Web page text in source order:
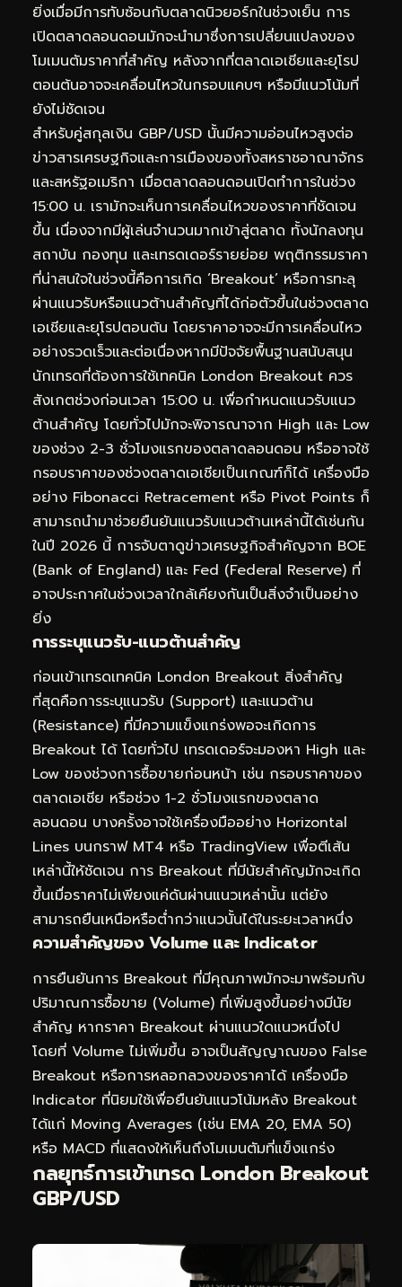
ยิ่งเมื่อมีการทับซ้อนกับตลาดนิวยอร์กในช่วงเย็น การ
เปิดตลาดลอนดอนมักจะนำมาซึ่งการเปลี่ยนแปลงของ
โมเมนตัมราคาที่สำคัญ หลังจากที่ตลาดเอเชียและยุโรป
ตอนต้นอาจจะเคลื่อนไหวในกรอบแคบๆ หรือมีแนวโน้มที่
ยังไม่ชัดเจน
สำหรับคู่สกุลเงิน GBP/USD นั้นมีความอ่อนไหวสูงต่อ
ข่าวสารเศรษฐกิจและการเมืองของทั้งสหราชอาณาจักร
และสหรัฐอเมริกา เมื่อตลาดลอนดอนเปิดทำการในช่วง
15:00 น. เรามักจะเห็นการเคลื่อนไหวของราคาที่ชัดเจน
ขึ้น เนื่องจากมีผู้เล่นจำนวนมากเข้าสู่ตลาด ทั้งนักลงทุน
สถาบัน กองทุน และเทรดเดอร์รายย่อย พฤติกรรมราคา
ที่น่าสนใจในช่วงนี้คือการเกิด ‘Breakout’ หรือการทะลุ
ผ่านแนวรับหรือแนวต้านสำคัญที่ได้ก่อตัวขึ้นในช่วงตลาด
เอเชียและยุโรปตอนต้น โดยราคาอาจจะมีการเคลื่อนไหว
อย่างรวดเร็วและต่อเนื่องหากมีปัจจัยพื้นฐานสนับสนุน
นักเทรดที่ต้องการใช้เทคนิค London Breakout ควร
สังเกตช่วงก่อนเวลา 15:00 น. เพื่อกำหนดแนวรับแนว
ต้านสำคัญ โดยทั่วไปมักจะพิจารณาจาก High และ Low
ของช่วง 2-3 ชั่วโมงแรกของตลาดลอนดอน หรืออาจใช้
กรอบราคาของช่วงตลาดเอเชียเป็นเกณฑ์ก็ได้ เครื่องมือ
อย่าง Fibonacci Retracement หรือ Pivot Points ก็
สามารถนำมาช่วยยืนยันแนวรับแนวต้านเหล่านี้ได้เช่นกัน
ในปี 2026 นี้ การจับตาดูข่าวเศรษฐกิจสำคัญจาก BOE
(Bank of England) และ Fed (Federal Reserve) ที่
อาจประกาศในช่วงเวลาใกล้เคียงกันเป็นสิ่งจำเป็นอย่าง
ยิ่ง
การระบุแนวรับ-แนวต้านสำคัญ
ก่อนเข้าเทรดเทคนิค London Breakout สิ่งสำคัญ
ที่สุดคือการระบุแนวรับ (Support) และแนวต้าน
(Resistance) ที่มีความแข็งแกร่งพอจะเกิดการ
Breakout ได้ โดยทั่วไป เทรดเดอร์จะมองหา High และ
Low ของช่วงการซื้อขายก่อนหน้า เช่น กรอบราคาของ
ตลาดเอเชีย หรือช่วง 1-2 ชั่วโมงแรกของตลาด
ลอนดอน บางครั้งอาจใช้เครื่องมืออย่าง Horizontal
Lines บนกราฟ MT4 หรือ TradingView เพื่อตีเส้น
เหล่านี้ให้ชัดเจน การ Breakout ที่มีนัยสำคัญมักจะเกิด
ขึ้นเมื่อราคาไม่เพียงแค่ดันผ่านแนวเหล่านั้น แต่ยัง
สามารถยืนเหนือหรือต่ำกว่าแนวนั้นได้ในระยะเวลาหนึ่ง
ความสำคัญของ Volume และ Indicator
การยืนยันการ Breakout ที่มีคุณภาพมักจะมาพร้อมกับ
ปริมาณการซื้อขาย (Volume) ที่เพิ่มสูงขึ้นอย่างมีนัย
สำคัญ หากราคา Breakout ผ่านแนวใดแนวหนึ่งไป
โดยที่ Volume ไม่เพิ่มขึ้น อาจเป็นสัญญาณของ False
Breakout หรือการหลอกลวงของราคาได้ เครื่องมือ
Indicator ที่นิยมใช้เพื่อยืนยันแนวโน้มหลัง Breakout
ได้แก่ Moving Averages (เช่น EMA 20, EMA 50)
หรือ MACD ที่แสดงให้เห็นถึงโมเมนตัมที่แข็งแกร่ง
กลยุทธ์การเข้าเทรด London Breakout
GBP/USD